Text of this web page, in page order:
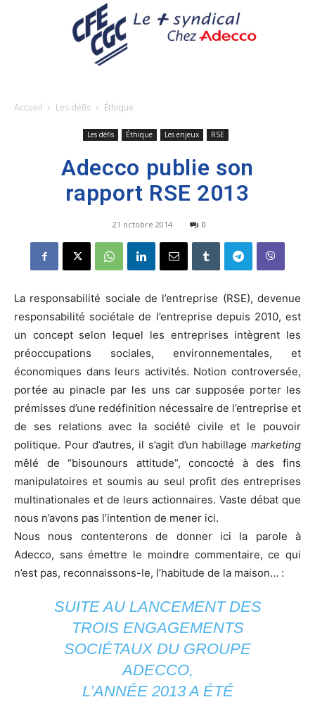
Accueil Les défis Éthique
Les défis Éthique Les enjeux RSE
Adecco publie son
rapport RSE 2013
21 octobre 2014 0
La responsabilité sociale de l’entreprise (RSE), devenue
responsabilité sociétale de l’entreprise depuis 2010, est
un concept selon lequel les entreprises intègrent les
préoccupations sociales, environnementales, et
économiques dans leurs activités. Notion controversée,
portée au pinacle par les uns car supposée porter les
prémisses d’une redéfinition nécessaire de l’entreprise et
de ses relations avec la société civile et le pouvoir
politique. Pour d’autres, il s’agit d’un habillage marketing
mêlé de “bisounours attitude”, concocté à des fins
manipulatoires et soumis au seul profit des entreprises
multinationales et de leurs actionnaires. Vaste débat que
nous n’avons pas l’intention de mener ici.
Nous nous contenterons de donner ici la parole à
Adecco, sans émettre le moindre commentaire, ce qui
n’est pas, reconnaissons-le, l’habitude de la maison… :
SUITE AU LANCEMENT DES
TROIS ENGAGEMENTS
SOCIÉTAUX DU GROUPE
ADECCO,
L’ANNÉE 2013 A ÉTÉ